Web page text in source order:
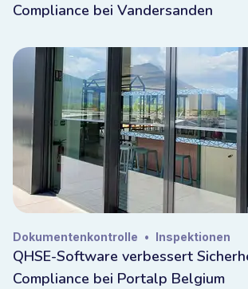
Compliance bei Vandersanden
Dokumentenkontrolle • Inspektionen
QHSE-Software verbessert
Compliance bei Portalp Belgium